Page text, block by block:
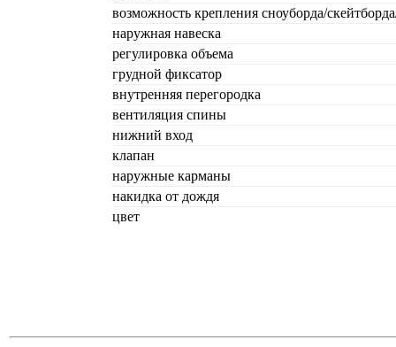
возможность крепления сноуборда/
наружная навеска
регулировка объема
грудной фиксатор
внутренняя перегородка
вентиляция спины
нижний вход
клапан
наружные карманы
накидка от дождя
цвет